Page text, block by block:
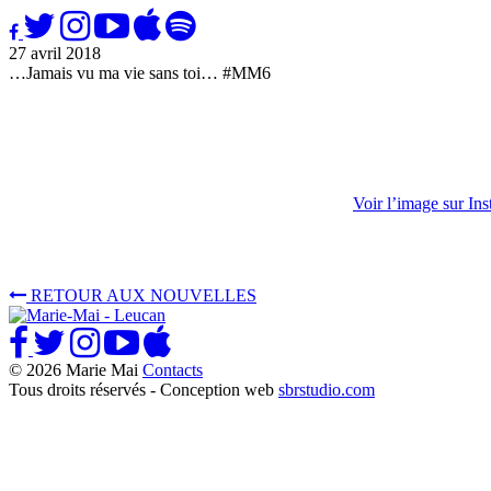
27 avril 2018
…Jamais vu ma vie sans toi… #MM6
Voir l’image sur
RETOUR AUX NOUVELLES
© 2026 Marie Mai Contacts
Tous droits réservés - Conception web sbrstudio.com